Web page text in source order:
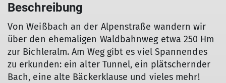
Beschreibung
Von Weißbach an der Alpenstraße wandern wir
über den ehemaligen Waldbahnweg etwa 250 Hm
zur Bichleralm. Am Weg gibt es viel Spannendes
zu erkunden: ein alter Tunnel, ein plätschernder
Bach, eine alte Bäckerklause und vieles mehr!